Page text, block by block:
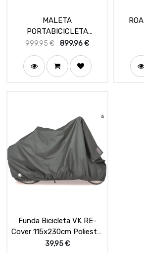
MALETA
PORTABICICLETA
ROUNDTRIP TRANSITION
999,95€ 899,96€
Funda Bicicleta VK RE-
Cover 115x230cm Poliester
Verde Bosque
39,95€